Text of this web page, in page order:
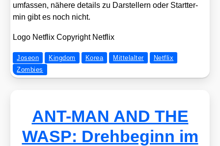
umfas­sen, nähe­re details zu Dar­stel­lern oder Start­ter­
min gibt es noch nicht.
Logo Net­flix Copy­right Net­flix
Joseon Kingdom Korea Mittelalter
Netflix
Zombies
ANT-MAN AND THE
WASP: Drehbeginn im